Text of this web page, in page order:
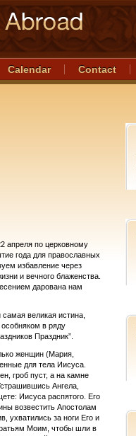
Calendar Contact
апреля по церковному
года для православных
избавление через
и вечного блаженства.
дарована нам
великая истина,
в ряду
Праздник”.
женщин (Мария,
для тела Иисуса.
гроб пуст, а на камне
Ангела,
Иисуса распятого. Его
возвестить Апостолам
ухватились за ноги Его и
Моим, чтобы шли в